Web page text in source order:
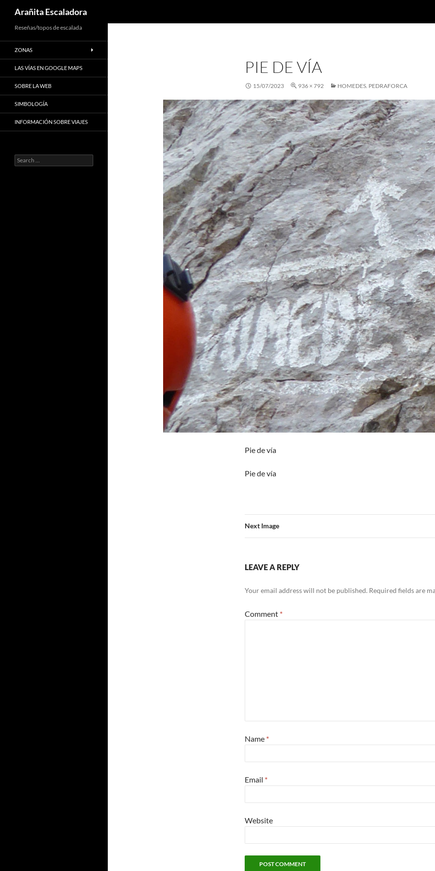
to
content
Arañita Escaladora
PIE DE VÍA
15/07/2023 936 × 792 HOMEDES. PEDRAFORCA
Pie de vía
Pie de vía
Next Image
LEAVE A REPLY
Your email address will not be published. Required fields are
Comment *
Name *
Email *
Website
Reseñas/topos de escalada
ZONAS
LAS VÍAS EN GOOGLE MAPS
SOBRE LA WEB
SIMBOLOGÍA
INFORMACIÓN SOBRE VIAJES
Search
for: